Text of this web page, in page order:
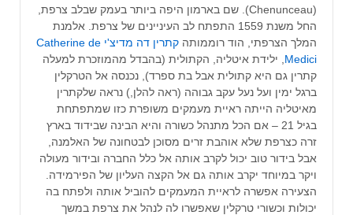
(Chenunceau). שם בארמון היפה ביותר בעמק שבלב צרפת,
החל משנת 1559 התפתח לב העיניינים של צרפת. אלמנת
המלך הצרפתי, הוד רוממותה
קתרין דה מדיצ'י Catherine de
Medici , ילידת איטליה, הקתולית (בהבדל מהמוזכרת למעלה
קתרין גם היא קתולית אבל בת ספרד), נכנסה אל הטרקלין
ברגל ימין ועל נעל עקב גבוהה (ראה להלן,) נראה שלקתרין
מאיטליה הייתה ראיית מעמקים משופרת כזו שמתפתחת
בגיל 21 – אם הכל מתנהל כשורה והיא הבינה שבידוד בארץ
זרה כצרפת שלא אוהבת זרים מסוכן לבטחונה של האלמנה,
אבל בידור טוב יכול לקרב אותה אל כלל החברה ובידור מעולה
ויקר במיוחד יקרב אותה גם אל הקצה העליון של הפירמידה.
הצעירה אפשרה לראיית המעמקים להוביל אותה ולפתח בה
יכולות וכשורי טרקלין שאפשרו לה לנהל את צרפת במשך